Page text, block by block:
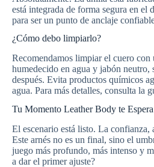
está integrada de forma segura en el
para ser un punto de anclaje
¿Cómo debo limpiarlo?
Recomendamos limpiar el cuero con
humedecido en agua y jabón neutro,
después. Evita productos químicos
agua. Para más detalles, consulta la
Tu Momento Leather Body te Espera
El escenario está listo. La confianza,
Este arnés no es un final, sino el
juego más profundo, más intenso y
a dar el primer ajuste?